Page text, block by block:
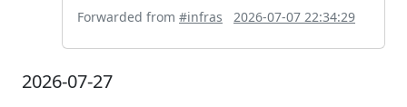
Forwarded from #infras 2026-07-07 22:34:29
2026-07-27